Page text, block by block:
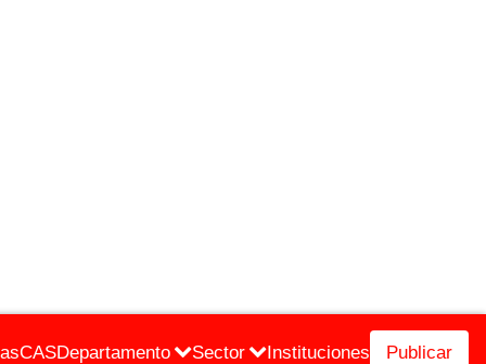
CASDepartamento Sector Instituciones Publicar